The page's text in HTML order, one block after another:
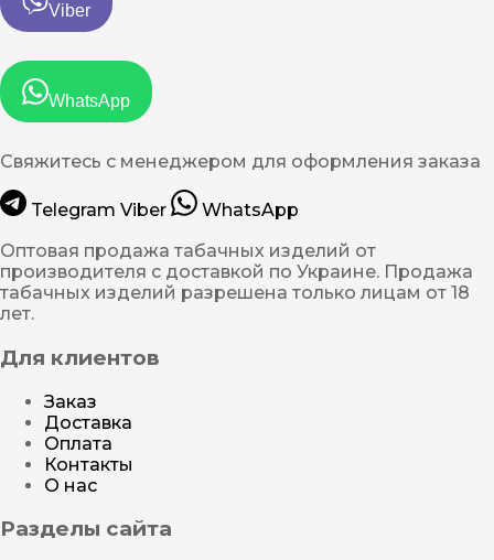
Viber
WhatsApp
Свяжитесь с менеджером для оформления заказа
Telegram Viber
WhatsApp
Оптовая продажа табачных изделий от
производителя с доставкой по Украине. Продажа
табачных изделий разрешена только лицам от 18
лет.
Для клиентов
Заказ
Доставка
Оплата
Контакты
О нас
Разделы сайта